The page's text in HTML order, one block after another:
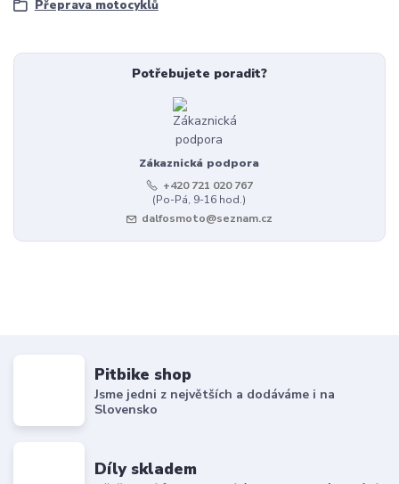
Přeprava motocyklů
Potřebujete poradit?
Zákaznická podpora
+420 721 020 767
(Po-Pá, 9-16 hod.)
dalfosmoto@seznam.cz
Pitbike shop
Jsme jedni z největších a dodáváme i na
Slovensko
Díly skladem